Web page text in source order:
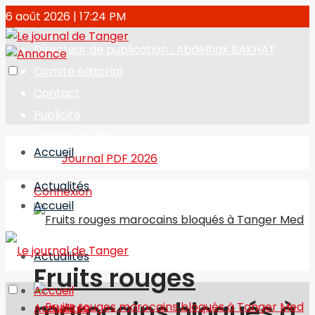
6 août 2026 | 17:24 PM
Directeur de publication : Abdelhak BAKHAT
Journal PDF 2026
Connexion
Accueil
Actualités
Fruits rouges
Accueil
Actualités
Accueil
Actualités